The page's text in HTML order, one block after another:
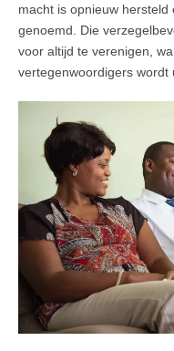
macht is opnieuw
genoemd. Die
voor altijd te verenigen,
vertegenwoordigers wordt